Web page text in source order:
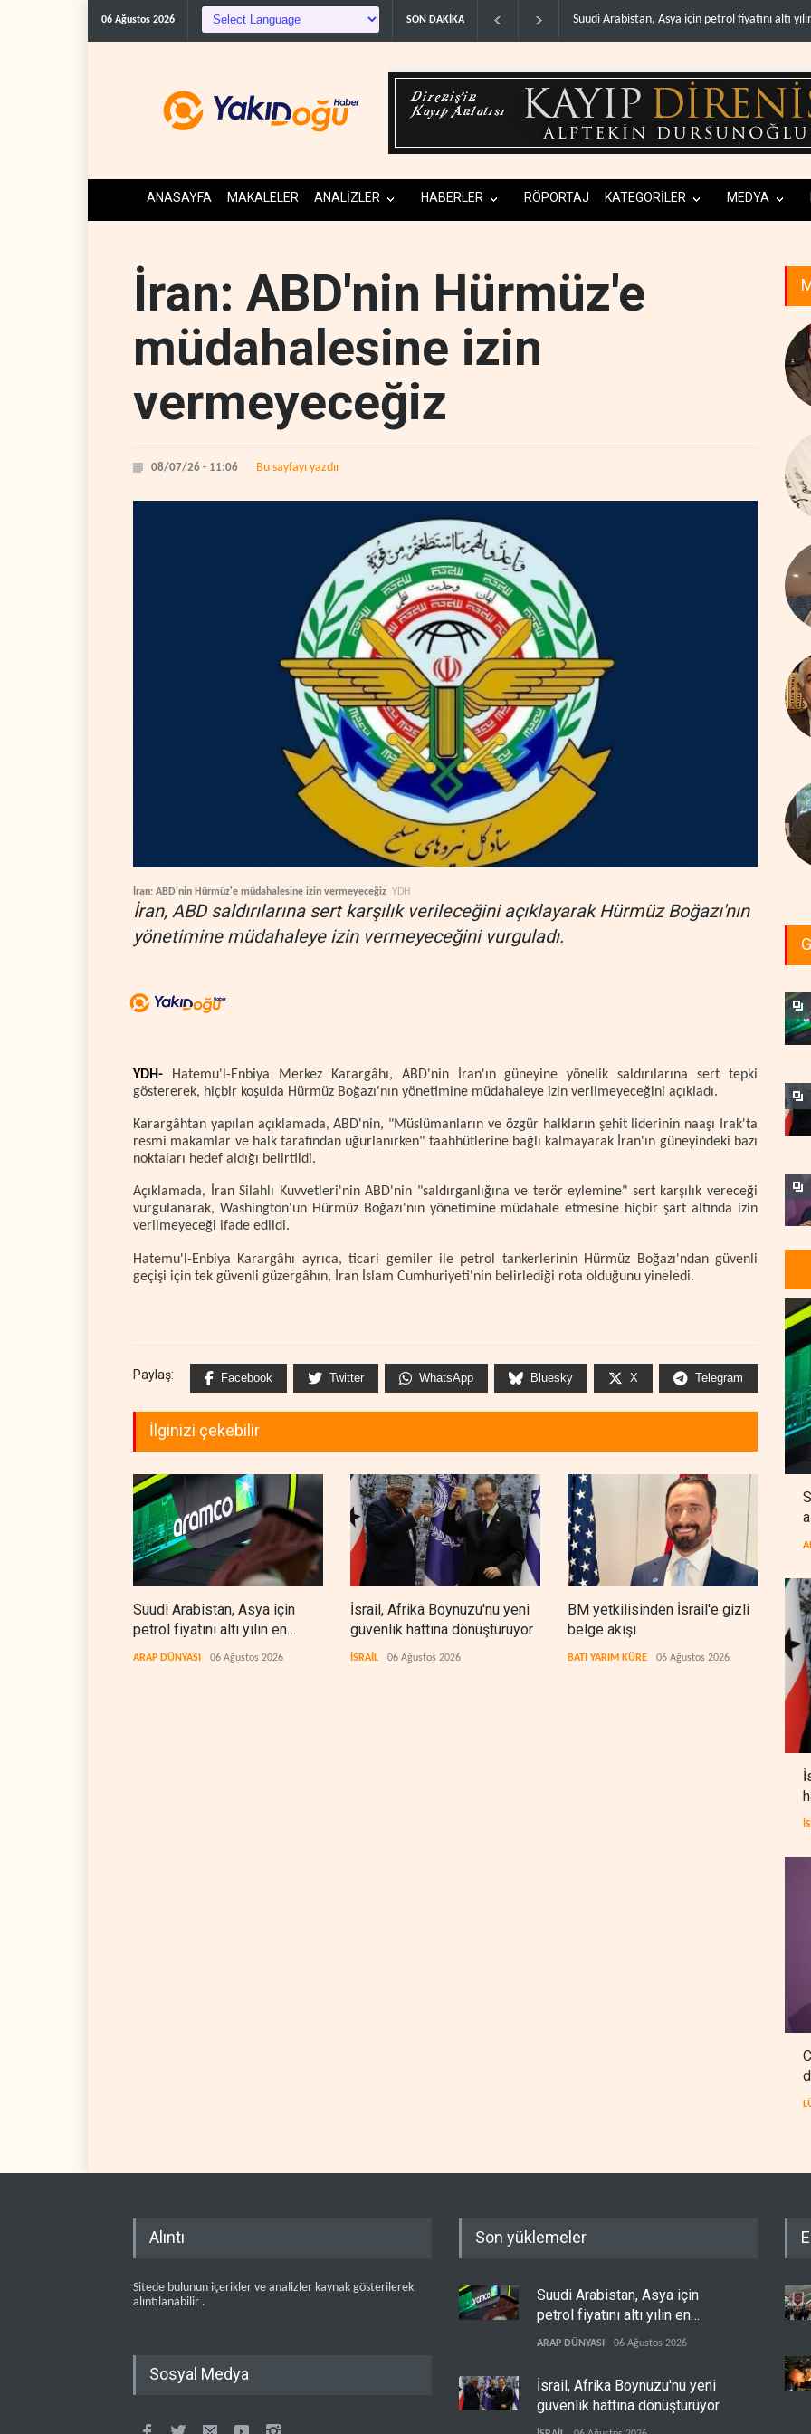
06 Ağustos 2026 SON DAKİKA
Suudi Arabistan, Asya için petrol fiyatını altı yılın .. İsrail, Afrika Boynuzu'nu yeni güvenlik
ANASAYFA MAKALELER ANALİZLER HABERLER RÖPORTAJ KATEGORİLER MEDYA
İran: ABD'nin Hürmüz'e
müdahalesine izin
vermeyeceğiz
08/07/26 - 11:06 Bu sayfayı yazdır
İran: ABD'nin Hürmüz'e müdahalesine izin vermeyeceğiz YDH
İran, ABD saldırılarına sert karşılık verileceğini açıklayarak Hürmüz Boğazı'nın
yönetimine müdahaleye izin vermeyeceğini vurguladı.
YDH- Hatemu'l-Enbiya Merkez Karargâhı, ABD'nin İran'ın güneyine yönelik saldırılarına sert tepki
göstererek, hiçbir koşulda Hürmüz Boğazı'nın yönetimine müdahaleye izin verilmeyeceğini açıkladı.
Karargâhtan yapılan açıklamada, ABD'nin, "Müslümanların ve özgür halkların şehit liderinin naaşı Irak'ta
resmi makamlar ve halk tarafından uğurlanırken" taahhütlerine bağlı kalmayarak İran'ın güneyindeki bazı
noktaları hedef aldığı belirtildi.
Açıklamada, İran Silahlı Kuvvetleri'nin ABD'nin "saldırganlığına ve terör eylemine" sert karşılık vereceği
vurgulanarak, Washington'un Hürmüz Boğazı'nın yönetimine müdahale etmesine hiçbir şart altında izin
verilmeyeceği ifade edildi.
Hatemu'l-Enbiya Karargâhı ayrıca, ticari gemiler ile petrol tankerlerinin Hürmüz Boğazı'ndan güvenli
geçişi için tek güvenli güzergâhın, İran İslam Cumhuriyeti'nin belirlediği rota olduğunu yineledi.
Paylaş: Facebook Twitter WhatsApp Bluesky X Telegram
İlginizi çekebilir
Suudi Arabistan, Asya için
petrol fiyatını altı yılın en
düşüğüne indirdi
ARAP DÜNYASI 06 Ağustos 2026
İsrail, Afrika Boynuzu'nu yeni
güvenlik hattına dönüştürüyor
İSRAİL 06 Ağustos 2026
BM yetkilisinden İsrail'e gizli
belge akışı
BATI YARIM KÜRE 06 Ağustos 2026
Alıntı
Sitede bulunun içerikler ve analizler kaynak gösterilerek
alıntılanabilir .
Sosyal Medya
Son yüklemeler
Suudi Arabistan, Asya için
petrol fiyatını altı yılın en
düşüğüne indirdi
ARAP DÜNYASI 06 Ağustos 2026
İsrail, Afrika Boynuzu'nu yeni
güvenlik hattına dönüştürüyor